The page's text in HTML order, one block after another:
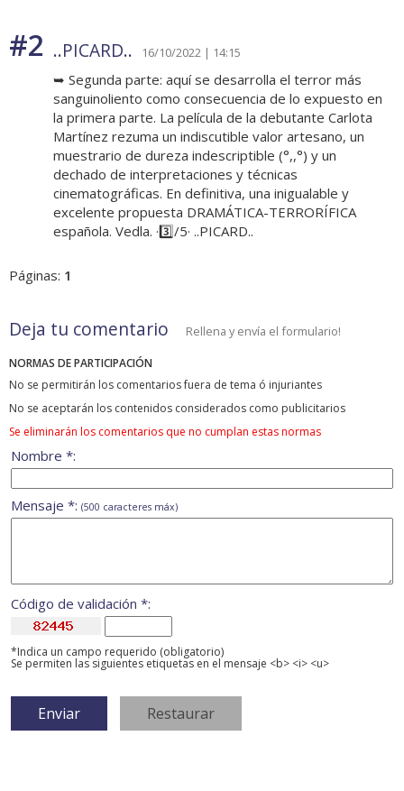
#2 ..PICARD.. 16/10/2022 | 14:15
➥ Segunda parte: aquí se desarrolla el terror más
sanguinoliento como consecuencia de lo expuesto en
la primera parte. La película de la debutante Carlota
Martínez rezuma un indiscutible valor artesano, un
muestrario de dureza indescriptible (°,,°) y un
dechado de interpretaciones y técnicas
cinematográficas. En definitiva, una inigualable y
excelente propuesta DRAMÁTICA-TERRORÍFICA
española. Vedla. ·3️⃣/5· ..PICARD..
Páginas: 1
Deja tu comentario Rellena y envía el formulario!
NORMAS DE PARTICIPACIÓN
No se permitirán los comentarios fuera de tema ó injuriantes
No se aceptarán los contenidos considerados como publicitarios
Se eliminarán los comentarios que no cumplan estas normas
Nombre *:
Mensaje *: (500 caracteres máx)
Código de validación *:
*Indica un campo requerido (obligatorio)
Se permiten las siguientes etiquetas en el mensaje <b> <i> <u>